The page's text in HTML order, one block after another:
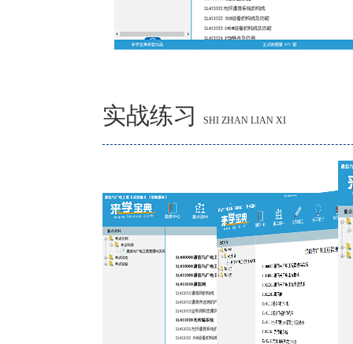
实战练习 SHI ZHAN LIAN XI